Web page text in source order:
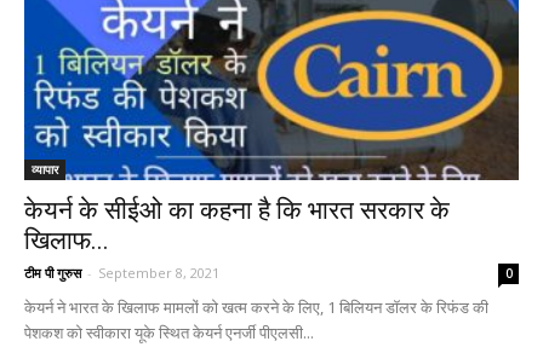
व्यापार
केयर्न के सीईओ का कहना है कि भारत सरकार के
खिलाफ...
टीम पी गुरुस - September 8, 2021 0
केयर्न ने भारत के खिलाफ मामलों को खत्म करने के लिए, 1 बिलियन डॉलर के रिफंड की
पेशकश को स्वीकारा यूके स्थित केयर्न एनर्जी पीएलसी...